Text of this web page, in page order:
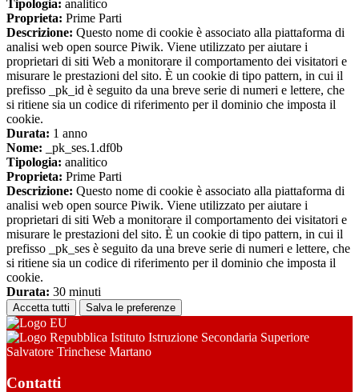
Tipologia: analitico
Proprieta: Prime Parti
Descrizione: Questo nome di cookie è associato alla piattaforma di
analisi web open source Piwik. Viene utilizzato per aiutare i
proprietari di siti Web a monitorare il comportamento dei visitatori e
misurare le prestazioni del sito. È un cookie di tipo pattern, in cui il
prefisso _pk_id è seguito da una breve serie di numeri e lettere, che
si ritiene sia un codice di riferimento per il dominio che imposta il
cookie.
Durata: 1 anno
Nome: _pk_ses.1.df0b
Tipologia: analitico
Proprieta: Prime Parti
Descrizione: Questo nome di cookie è associato alla piattaforma di
analisi web open source Piwik. Viene utilizzato per aiutare i
proprietari di siti Web a monitorare il comportamento dei visitatori e
misurare le prestazioni del sito. È un cookie di tipo pattern, in cui il
prefisso _pk_ses è seguito da una breve serie di numeri e lettere, che
si ritiene sia un codice di riferimento per il dominio che imposta il
cookie.
Durata: 30 minuti
Accetta tutti Salva le preferenze
Istituto Istruzione Secondaria Superiore
Salvatore Trinchese Martano
Contatti